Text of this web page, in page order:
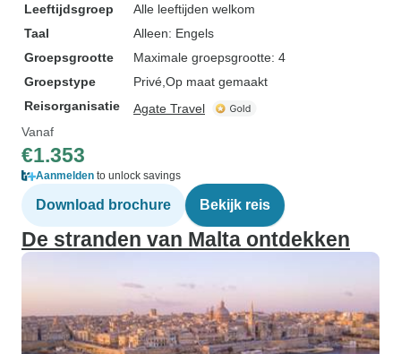
Leeftijdsgroep
Alle leeftijden welkom
Taal
Alleen: Engels
Groepsgrootte
Maximale groepsgrootte: 4
Groepstype
Privé Op maat gemaakt
Reisorganisatie
Agate Travel
Vanaf
€1.353
Aanmelden to unlock savings
Download brochure Bekijk reis
De stranden van Malta ontdekken